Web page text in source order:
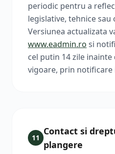
periodic pentru a
legislative, tehnice
Versiunea actualizata
www.eadmin.ro si
cel putin 14 zile
vigoare, prin notificare
11
Contact si
plangere